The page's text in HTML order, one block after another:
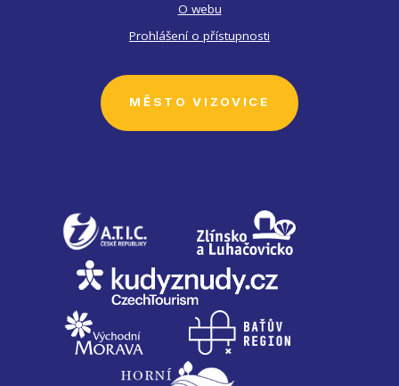
O webu
Prohlášení o přístupnosti
MĚSTO VIZOVICE